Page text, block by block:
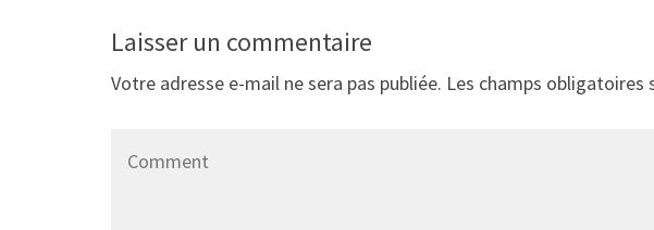
l’article
Laisser un commentaire
Votre adresse e-mail ne sera pas publiée. Les champs obligatoires